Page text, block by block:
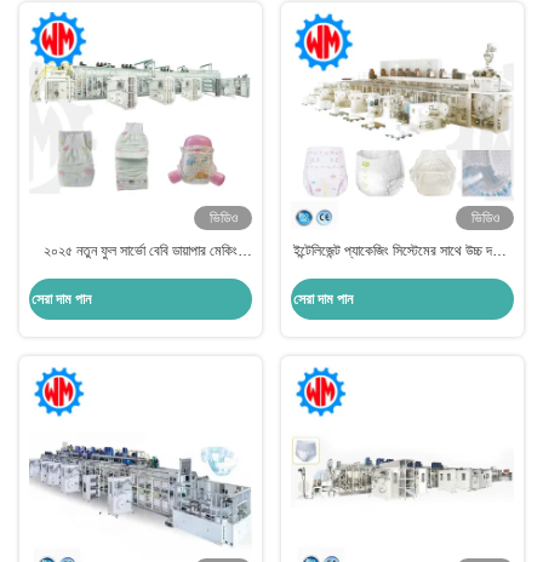
ভিডিও
২০২৫ নতুন ফুল সার্ভো বেবি ডায়াপার মেকিং
সেরা দাম পান
ভিডিও
ইন্টেলিজেন্ট প্যাকেজিং সিস্টেমের সাথে উচ্চ দক্ষতা
সেরা দাম পান